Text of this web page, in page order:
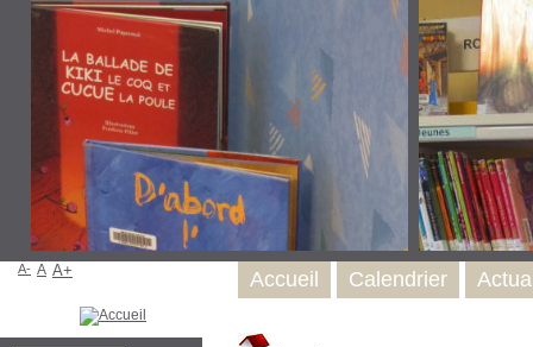
Accueil Calendrier
A- A A+